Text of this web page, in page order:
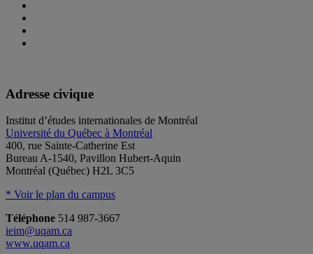
Adresse civique
Institut d’études internationales de Montréal
Université du Québec à Montréal
400, rue Sainte-Catherine Est
Bureau A-1540, Pavillon Hubert-Aquin
Montréal (Québec) H2L 3C5
* Voir le plan du campus
Téléphone 514 987-3667
ieim@uqam.ca
www.uqam.ca